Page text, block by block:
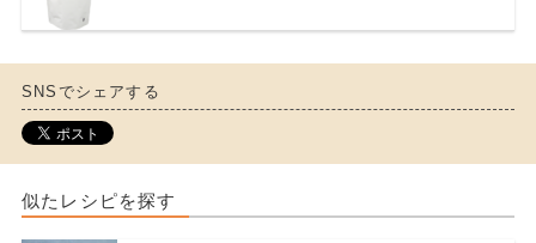
SNSでシェアする
似たレシピを探す